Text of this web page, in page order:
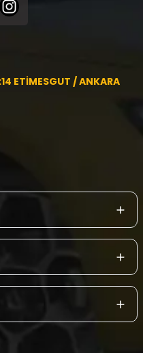
ETİMESGUT / ANKARA